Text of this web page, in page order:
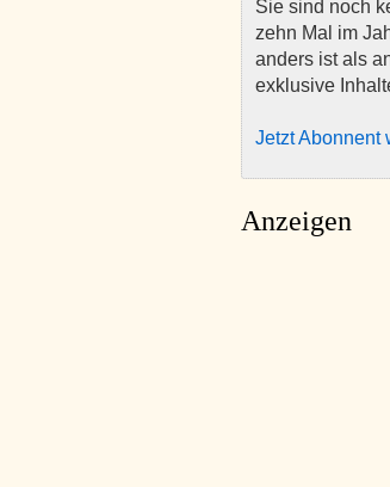
Sie sind noch
zehn Mal im
anders ist als
exklusive
Jetzt Abonnent
Anzeigen